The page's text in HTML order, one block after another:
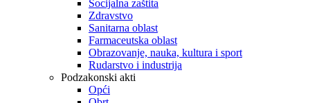
Socijalna zaštita
Zdravstvo
Sanitarna oblast
Farmaceutska oblast
Obrazovanje, nauka, kultura i sport
Rudarstvo i industrija
Podzakonski akti
Opći